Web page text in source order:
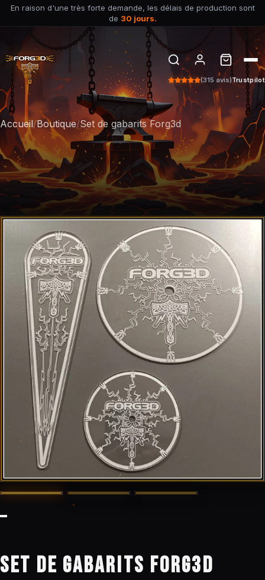
En raison d'une très forte demande, les délais de production sont
de 30 jours.
(315 avis)Trustpilot
Accueil/Boutique/Set de gabarits Forg3d
SET DE GABARITS FORG3D